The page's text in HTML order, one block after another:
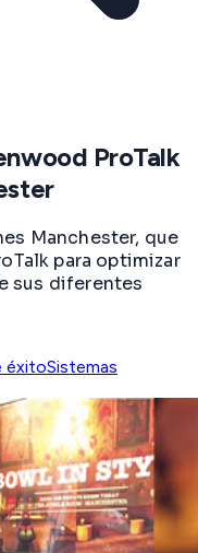
ProTalk
Manchester, que
para optimizar
sus diferentes
éxitoSistemas